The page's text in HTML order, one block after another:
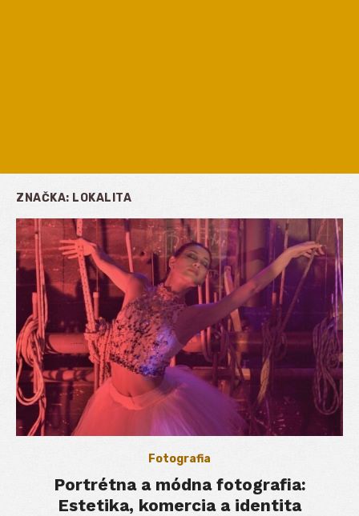
ZNAČKA: LOKALITA
Fotografia
Portrétna a módna fotografia:
Estetika, komercia a identita